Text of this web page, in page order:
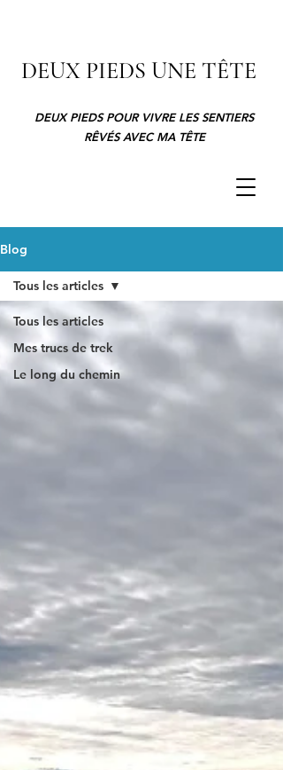
DEUX PIEDS UNE TÊTE
DEUX PIEDS POUR VIVRE LES SENTIERS
RÊVÉS AVEC MA TÊTE
Blog
Tous les articles
Mes trucs de trek
Le long du chemin
Tous les articles